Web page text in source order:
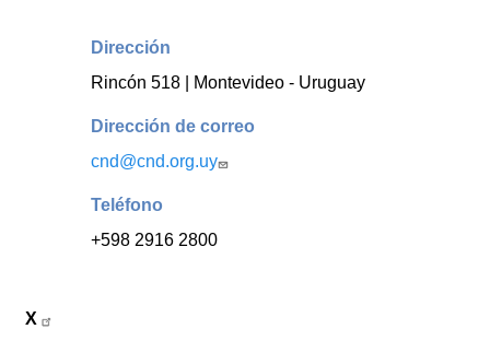
Dirección
Rincón 518 | Montevideo - Uruguay
Dirección de correo
cnd@cnd.org.uy
Teléfono
+598 2916 2800
X